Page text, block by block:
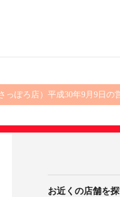
っぽろ店）平成30年9月9日の
お近くの店舗を